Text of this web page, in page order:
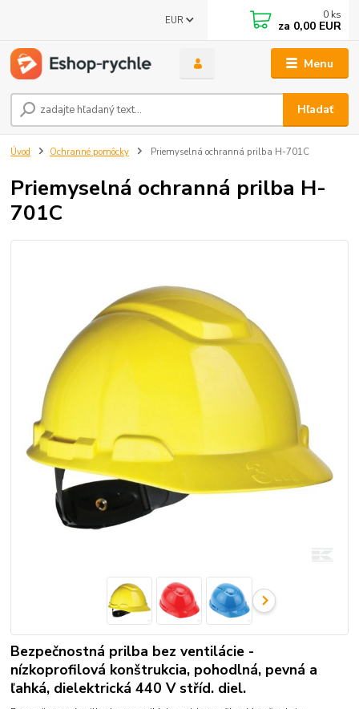
Menu
EUR
Hľadať
0 ks
za 0,00 EUR
Úvod Ochranné pomôcky Priemyselná ochranná prilba H-701C
Priemyselná ochranná prilba H-
701C
Bezpečnostná prilba bez ventilácie -
nízkoprofilová konštrukcia, pohodlná, pevná a
ľahká, dielektrická‎ 440 V stříd. diel.